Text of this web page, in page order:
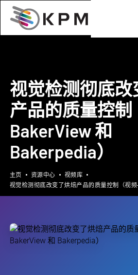
视觉检测彻底改
产品的质量控
BakerView 和
Bakerpedia）
主页 资源中心
视频库
视觉检测彻底改变了烘焙产品的质量控制（视频